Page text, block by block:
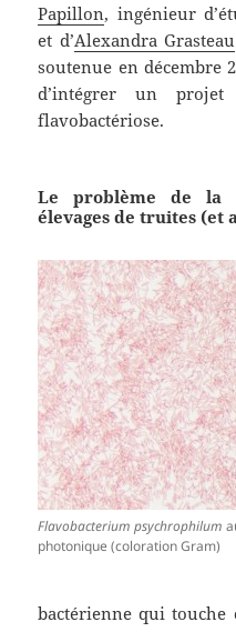
Papillon, ingénieur
et d’Alexandra Grasteau
soutenue en décembre
d’intégrer un
flavobactériose.
Le problème de la
élevages de truites (et
Flavobacterium psychrophilum
photonique (coloration Gram)
bactérienne qui touche